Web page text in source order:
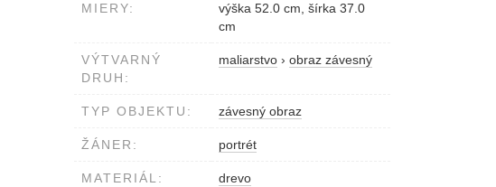
MIERY:
výška 52.0 cm, šírka 37.0
cm
VÝTVARNÝ
DRUH:
maliarstvo › obraz závesný
TYP OBJEKTU: závesný obraz
ŽÁNER: portrét
MATERIÁL: drevo